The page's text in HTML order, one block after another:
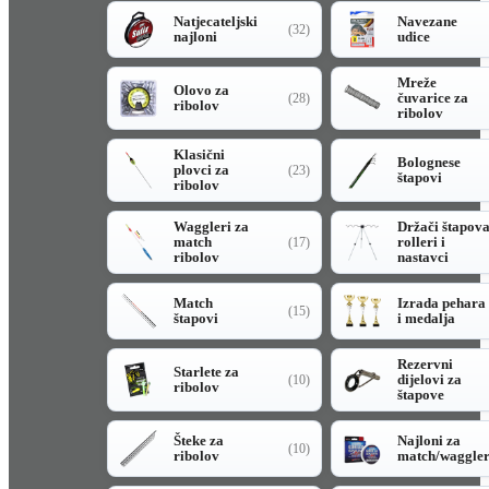
Natjecateljski
najloni
(32)
Navezane
udice
Olovo za
ribolov
(28)
Mreže
čuvarice za
ribolov
Klasični
plovci za
ribolov
(23)
Bolognese
štapovi
Waggleri za
match
ribolov
(17)
Držači štapova
rolleri i
nastavci
Match
štapovi
(15)
Izrada pehara
i medalja
Starlete za
ribolov
(10)
Rezervni
dijelovi za
štapove
Šteke za
ribolov
(10)
Najloni za
match/waggler